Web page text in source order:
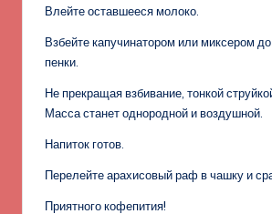
Влейте оставшееся молоко.
Взбейте капучинатором или миксером
пенки.
Не прекращая взбивание, тонкой
Масса станет однородной и воздушной.
Напиток готов.
Перелейте арахисовый раф в чашку и
Приятного кофепития!